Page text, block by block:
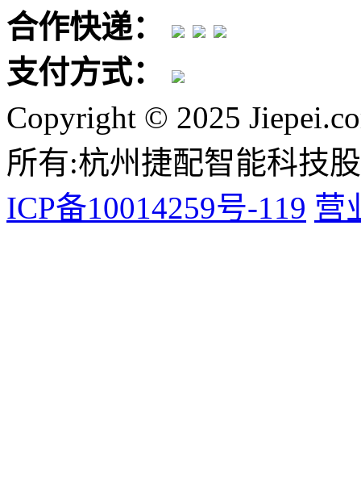
合作快递：
支付方式：
Copyright © 2025
所有:杭州捷配智能科技
ICP备10014259号-119 营